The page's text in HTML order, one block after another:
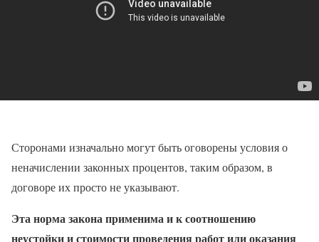
Сторонами изначально могут быть оговорены условия о
неначислении законных процентов, таким образом, в
договоре их просто не указывают.
Эта норма закона применима и к соотношению
неустойки и стоимости проведения работ или оказания